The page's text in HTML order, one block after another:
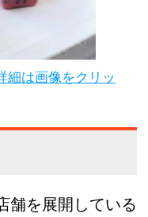
細は画像をクリッ
舗を展開している